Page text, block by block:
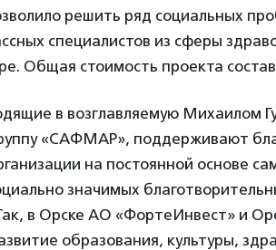
решить ряд социальных
специалистов из сферы
Общая стоимость проекта
в возглавляемую Михаилом
«САФМАР», поддерживают
на постоянной основе
значимых
в Орске АО «ФортеИнвест» и
образования, культуры,